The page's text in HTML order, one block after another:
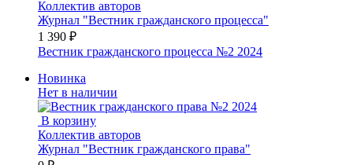
Коллектив авторов
Журнал "Вестник гражданского процесса"
1 390 ₽
Вестник гражданского процесса №2 2024
Новинка
Нет в наличии
В корзину
Коллектив авторов
Журнал "Вестник гражданского права"